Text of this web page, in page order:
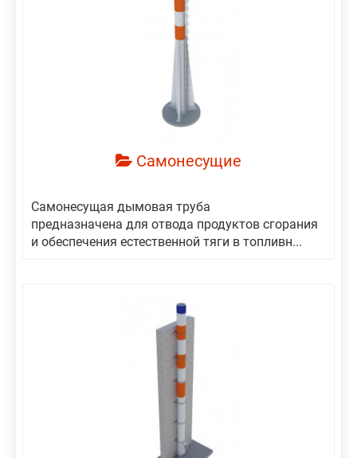
Самонесущие
Самонесущая дымовая труба
предназначена для отвода продуктов сгорания
и обеспечения естественной тяги в топливн...